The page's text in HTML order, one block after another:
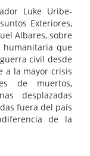
Luke Uribe-
Exteriores,
Albares, sobre
humanitaria que
civil desde
a la mayor crisis
de muertos,
desplazadas
fuera del país
de la